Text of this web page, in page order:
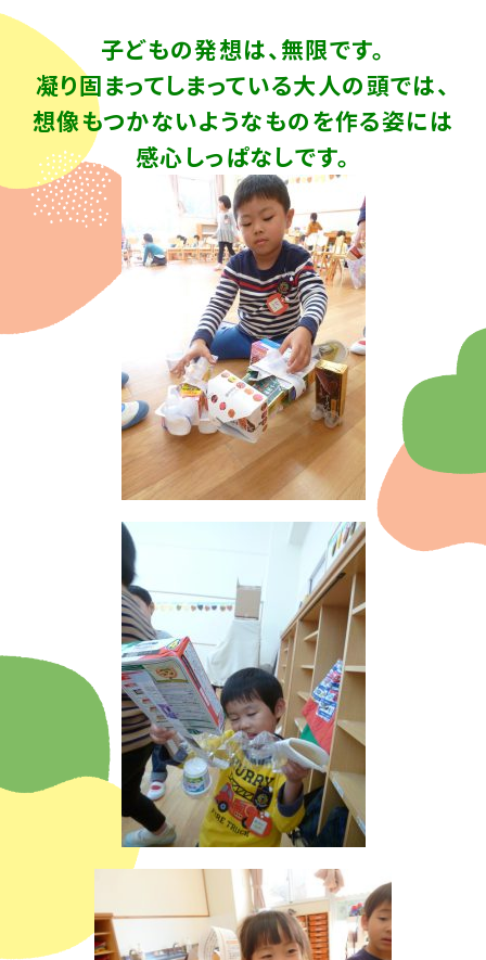
子どもの発想は、無限です。
凝り固まってしまっている大人の頭では、
想像もつかないようなものを作る姿には
感心しっぱなしです。